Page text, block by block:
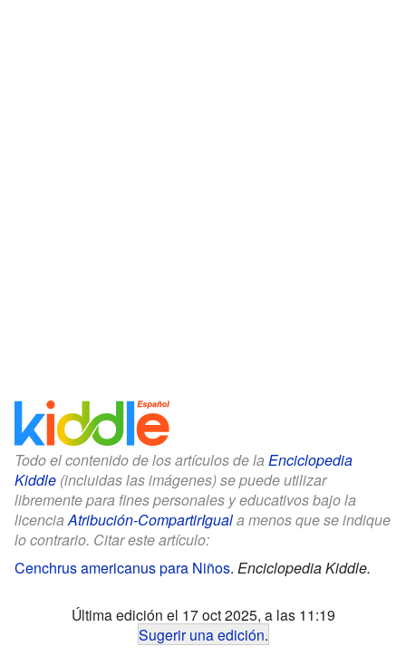
Todo el contenido de los artículos de la Enciclopedia
Kiddle (incluidas las imágenes) se puede utilizar
libremente para fines personales y educativos bajo la
licenciaAtribución-CompartirIguala menos que se indique
lo contrario. Citar este artículo:
Cenchrus americanus para Niños. Enciclopedia Kiddle.
Última edición el 17 oct 2025, a las 11:19
Sugerir una edición.